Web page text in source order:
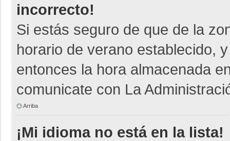
incorrecto!
Si estás seguro de que de la
horario de verano establecido,
entonces la hora almacenada
comunicate con La
Arriba
¡Mi idioma no está en la lista!